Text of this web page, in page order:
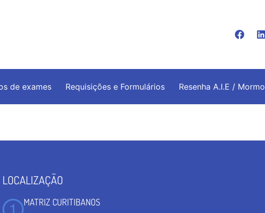
de exames Requisições e Formulários Resenha A.I.E / Mormo
LOCALIZAÇÃO
MATRIZ CURITIBANOS